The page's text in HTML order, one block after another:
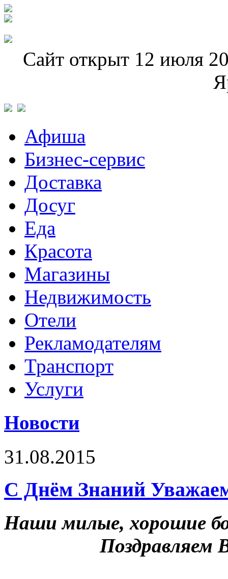
Сайт открыт 12 июля
Афиша
Бизнес-сервис
Доставка
Досуг
Еда
Красота
Магазины
Недвижимость
Отели
Рекламодателям
Транспорт
Услуги
Новости
31.08.2015
С Днём Знаний
Наши милые, хорошие
Поздравляем